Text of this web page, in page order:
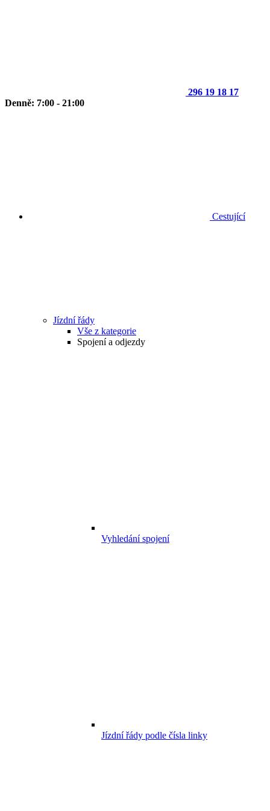
296 19 18 17
Denně: 7:00 - 21:00
Cestující
Jízdní řády
Vše z kategorie
Spojení a odjezdy
Vyhledání spojení
Jízdní řády podle čísla linky